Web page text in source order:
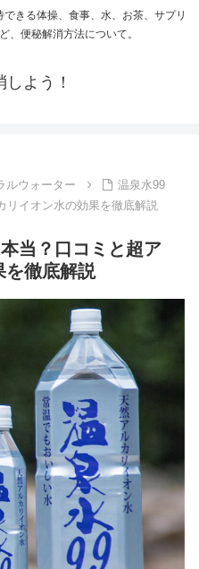
きる体操、食事、水、お茶、サプリ
、便秘解消方法について。
よう！
ルウォーター
温泉水99
リイオン水の効果を徹底解説
当？口コミと超ア
を徹底解説